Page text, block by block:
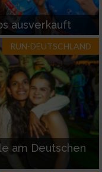
ausverkauft
RUN-DEUTSCHLAND
am Deutschen